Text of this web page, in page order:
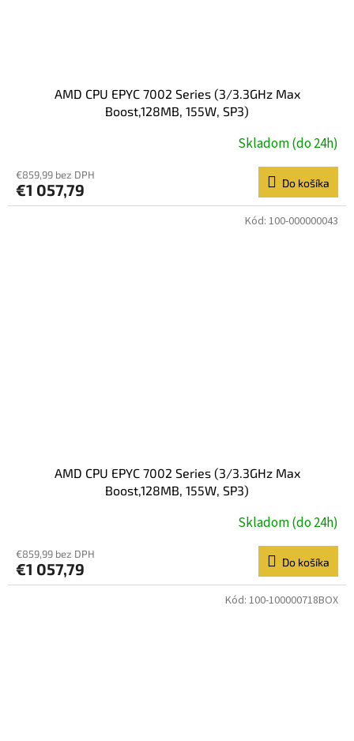
AMD CPU EPYC 7002 Series (3/3.3GHz Max
Boost,128MB, 155W, SP3)
Skladom (do 24h)
€859,99 bez DPH
€1 057,79 Do košíka
AMD CPU EPYC 7002 Series (3/3.3GHz Max
Boost,128MB, 155W, SP3)
Skladom (do 24h)
€859,99 bez DPH
€1 057,79 Do košíka
Kód: 100-000000043
Kód: 100-100000718BOX